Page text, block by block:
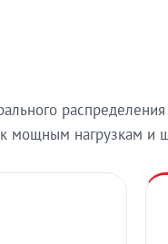
мощным нагрузкам и